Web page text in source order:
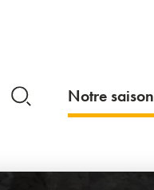
Notre saison